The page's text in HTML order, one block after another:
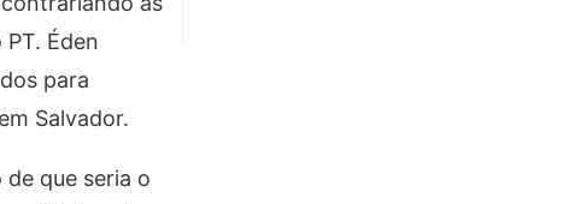
Éden
para
Salvador.
que seria o